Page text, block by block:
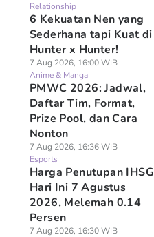
Relationship
6 Kekuatan Nen yang
Sederhana tapi Kuat di
Hunter x Hunter!
7 Aug 2026, 16:00 WIB
Anime & Manga
PMWC 2026: Jadwal,
Daftar Tim, Format,
Prize Pool, dan Cara
Nonton
7 Aug 2026, 16:36 WIB
Esports
Harga Penutupan IHSG
Hari Ini 7 Agustus
2026, Melemah 0.14
Persen
7 Aug 2026, 16:30 WIB